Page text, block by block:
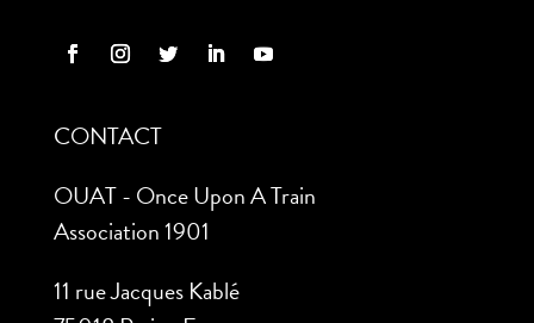
CONTACT
OUAT - Once Upon A Train
Association 1901
11 rue Jacques Kablé